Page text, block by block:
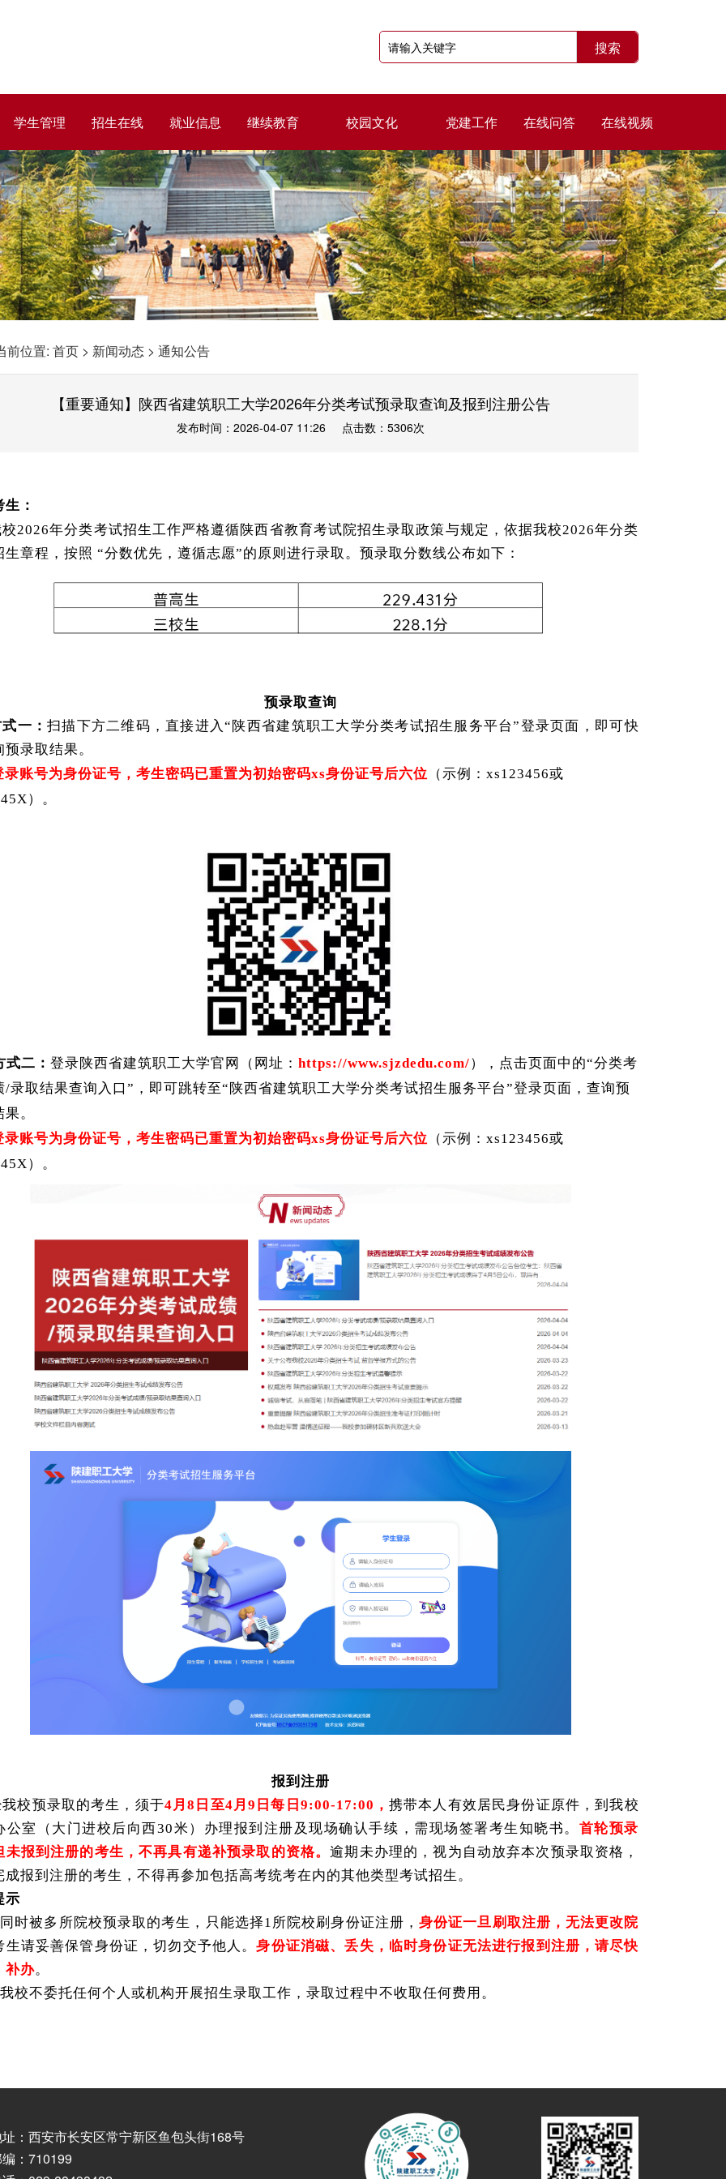
学生管理 招生在线 就业信息 继续教育 校园文化 党建工作 在线问答 在线视频
前位置:首页 > 新闻动态 >通知公告
【重要通知】陕西省建筑职工大学2026年分类考试预录取查询及报到注册公告
发布时间：2026-04-07 11:26 点击数：5306次
：
2026年分类考试招生工作严格遵循陕西省教育考试院招生录取政策与规定，依据我校2026年分类
生章程，按照 “分数优先，遵循志愿”的原则进行录取。预录取分数线公布如下：
预录取查询
式一：扫描下方二维码，直接进入“陕西省建筑职工大学分类考试招生服务平台”登录页面，即可快
录取结果。
录账号为身份证号，考生密码已重置为初始密码xs身份证号后六位 （示例：xs123456或
）。
式二：登录陕西省建筑职工大学官网（网址：https://www.sjzdedu.com/），点击页面中的“分类考
/录取结果查询入口”，即可跳转至“陕西省建筑职工大学分类考试招生服务平台”登录页面，查询预
果。
录账号为身份证号，考生密码已重置为初始密码xs身份证号后六位 （示例：xs123456或
）。
报到注册
校预录取的考生，须于4月8日至4月9日每日9:00-17:00， 携带本人有效居民身份证原件，到我校
公室（大门进校后向西30米）办理报到注册及现场确认手续，需现场签署考生知晓书。 首轮预录
未报到注册的考生，不再具有递补预录取的资格。逾期未办理的，视为自动放弃本次预录取资格，
成报到注册的考生，不得再参加包括高考统考在内的其他类型考试招生。
示
时被多所院校预录取的考生，只能选择1所院校刷身份证注册，身份证一旦刷取注册，无法更改院
生请妥善保管身份证，切勿交予他人。身份证消磁、丢失，临时身份证无法进行报到注册，请尽快
补办。
校不委托任何个人或机构开展招生录取工作，录取过程中不收取任何费用。
：西安市长安区常宁新区鱼包头街168号
：710199